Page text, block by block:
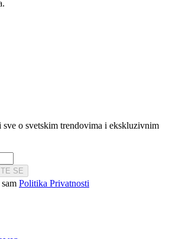
o svetskim trendovima i ekskluzivnim
SE
Politika Privatnosti